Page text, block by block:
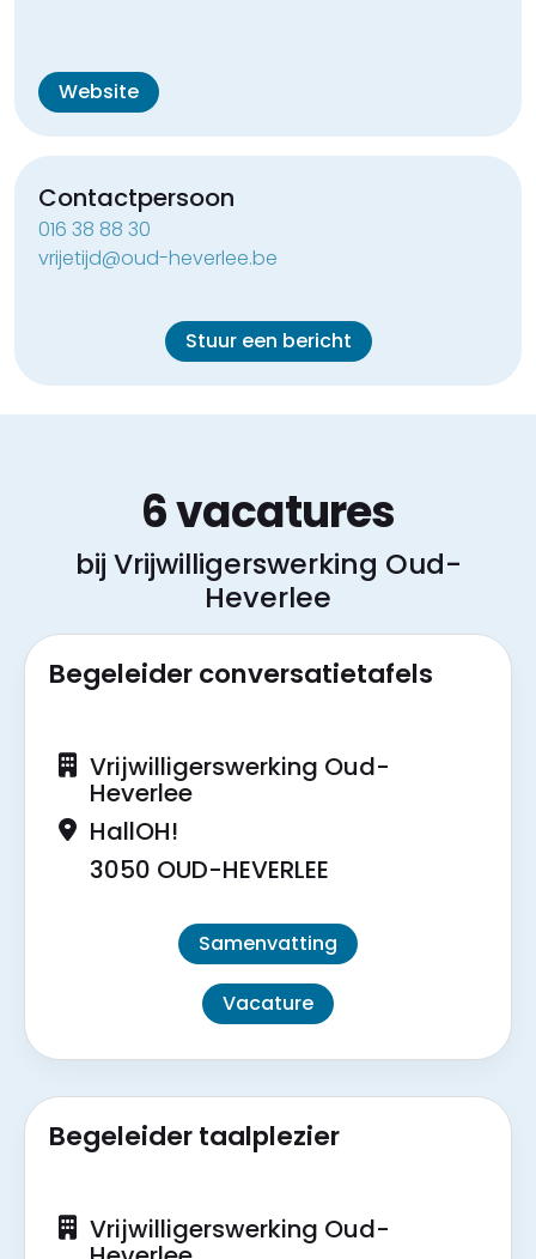
Website
Contactpersoon
016 38 88 30
vrijetijd@oud-heverlee.be
Stuur een bericht
6 vacatures
bij Vrijwilligerswerking Oud-
Heverlee
Begeleider conversatietafels
Vrijwilligerswerking Oud-
Heverlee
HallOH!
3050 OUD-HEVERLEE
Samenvatting
Vacature
Begeleider taalplezier
Vrijwilligerswerking Oud-